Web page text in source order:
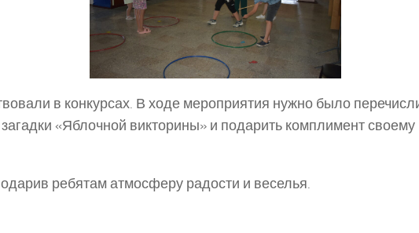
в конкурсах. В ходе мероприятия нужно было
загадки «Яблочной викторины» и подарить комплимент своему
ребятам атмосферу радости и веселья.